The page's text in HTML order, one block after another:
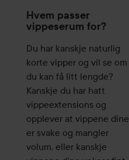
Hvem passer
vippeserum for?
Du har kanskje naturlig
korte vipper og vil se om
du kan få litt lengde?
Kanskje du har hatt
vippeextensions og
opplever at vippene dine
er svake og mangler
volum, eller kanskje